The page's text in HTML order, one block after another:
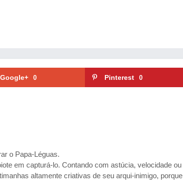
Google+ 0 Pinterest 0
o Papa-Léguas.
em capturá-lo. Contando com astúcia, velocidade ou
altamente criativas de seu arqui-inimigo, porque